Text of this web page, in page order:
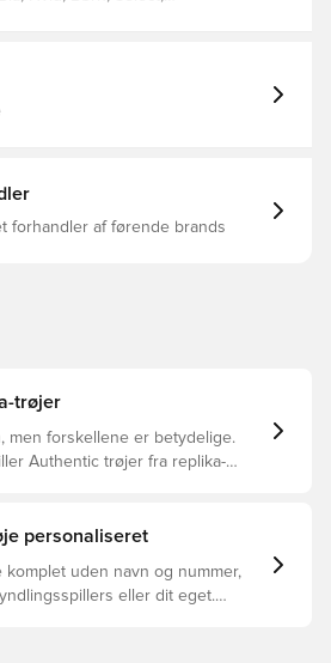
forhandler af førende brands
trøjer
men forskellene er betydelige.
Authentic trøjer fra replika-
personaliseret
komplet uden navn og nummer,
eller dit eget.